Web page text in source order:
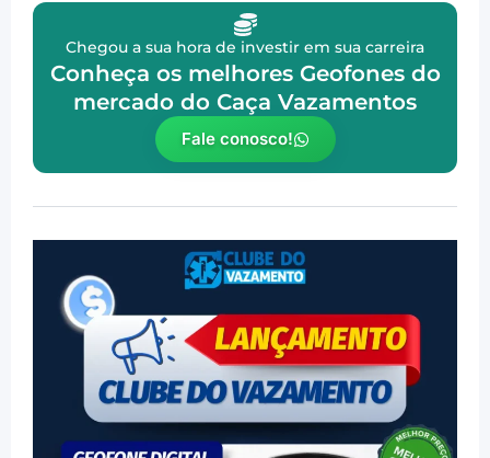
Chegou a sua hora de investir em sua carreira
Conheça os melhores Geofones do
mercado do Caça Vazamentos
Fale conosco!